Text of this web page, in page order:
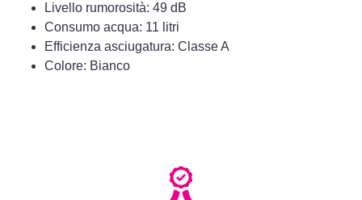
Livello rumorosità: 49 dB
Consumo acqua: 11 litri
Efficienza asciugatura: Classe A
Colore: Bianco